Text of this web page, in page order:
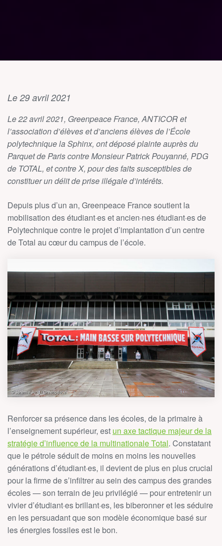
Le 29 avril 2021
Le 22 avril 2021, Greenpeace France, ANTICOR et
l’association d’élèves et d’anciens élèves de l’École
polytechnique la Sphinx, ont déposé plainte auprès du
Parquet de Paris contre Monsieur Patrick Pouyanné, PDG
de TOTAL, et contre X, pour des faits susceptibles de
constituer un délit de prise illégale d’intérêts.
Depuis plus d’un an, Greenpeace France soutient la
mobilisation des étudiant·es et ancien·nes étudiant·es de
Polytechnique contre le projet d’implantation d’un centre
de Total au cœur du campus de l’école.
Renforcer sa présence dans les écoles, de la primaire à
l’enseignement supérieur, est un axe tactique majeur de la
stratégie d’influence de la multinationale Total. Constatant
que le pétrole séduit de moins en moins les nouvelles
générations d’étudiant·es, il devient de plus en plus crucial
pour la firme de s’infiltrer au sein des campus des grandes
écoles—son terrain de jeu privilégié— pour entretenir un
vivier d’étudiant·es brillant·es, les biberonner et les séduire
en les persuadant que son modèle économique basé sur
les énergies fossiles est le bon.